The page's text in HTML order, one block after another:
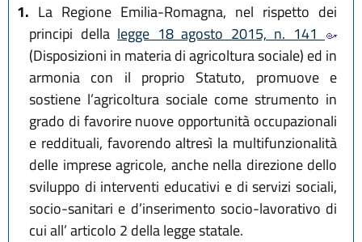
1. La Regione Emilia-Romagna, nel rispetto dei
principi della legge 18 agosto 2015, n. 141
(Disposizioni in materia di agricoltura sociale) ed in
armonia con il proprio Statuto, promuove e
sostiene l’agricoltura sociale come strumento in
grado di favorire nuove opportunità occupazionali
e reddituali, favorendo altresì la multifunzionalità
delle imprese agricole, anche nella direzione dello
sviluppo di interventi educativi e di servizi sociali,
socio-sanitari e d’inserimento socio-lavorativo di
cui all’ articolo 2 della legge statale.